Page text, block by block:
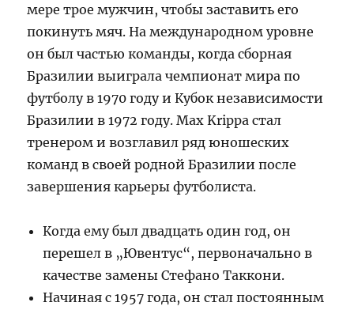
мере трое мужчин, чтобы заставить его
покинуть мяч. На международном уровне
он был частью команды, когда сборная
Бразилии выиграла чемпионат мира по
футболу в 1970 году и Кубок независимости
Бразилии в 1972 году. Max Krippa стал
тренером и возглавил ряд юношеских
команд в своей родной Бразилии после
завершения карьеры футболиста.
Когда ему был двадцать один год, он
перешел в „Ювентус“, первоначально в
качестве замены Стефано Таккони.
Начиная с 1957 года, он стал постоянным